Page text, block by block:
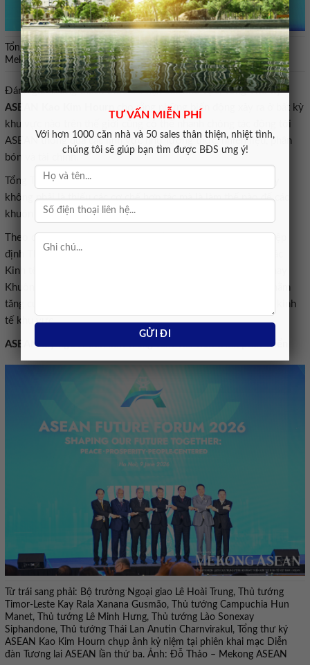
TƯ VẤN MIỄN PHÍ
Với hơn 1000 căn nhà và 50 sales thân thiện, nhiệt tình,
chúng tôi sẽ giúp bạn tìm được BĐS ưng ý!
Tổng Thư ký ASEAN Kao Kim Hourn phát biểu. Ảnh: Đỗ Thảo –
Mekong ASEAN
Đánh giá những thách thức dài hạn của khu vực,Tổng Thư ký
ASEAN Kao Kim Hourn
cho rằng những biến động xảy ra ở bất kỳ
khu vực nào trên thế giới cũng có thể nhanh chóng tác động tới
ASEAN thông qua các lĩnh vực như lương thực, nhiên liệu, phân
bón và tài chính.
Tổng Thư ký ASEAN nhấn mạnh thách thức lớn nhất hiện nay
không phải là thiếu các cơ chế hợp tác mà là làm thế nào để các
khuôn khổ đã được xây dựng thực sự phát huy hiệu quả.
Theo đó, ASEAN cần đẩy nhanh triển khai các cơ chế như Hiệp
định Thương mại hàng hóa ASEAN (ATIGA), Hiệp định Đối tác
Kinh tế toàn diện khu vực (RCEP), Lưới điện ASEAN (APG) hay
Khuôn khổ Hiệp định khung về Kinh tế số ASEAN (DEFA) nhằm
tăng cường kết nối và củng cố khả năng chống chịu của nền kinh
tế khu vực.
ASEAN lấy người dân làm trung tâm của tiến trình phát triển
Từ trái sang phải: Bộ trưởng Ngoại giao Lê Hoài Trung, Thủ tướng
Timor-Leste Kay Rala Xanana Gusmão, Thủ tướng Campuchia Hun
Manet, Thủ tướng Lê Minh Hưng, Thủ tướng Lào Sonexay
Siphandone, Thủ tướng Thái Lan Anutin Charnvirakul, Tổng thư ký
ASEAN Kao Kim Hourn chụp ảnh kỷ niệm tại phiên khai mạc Diễn
đàn Tương lai ASEAN lần thứ ba. Ảnh: Đỗ Thảo – Mekong ASEAN